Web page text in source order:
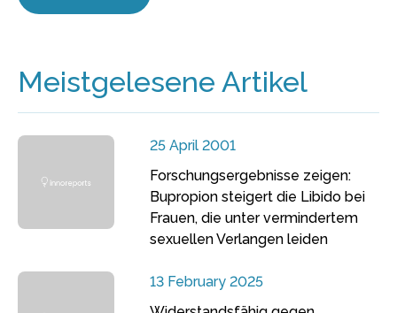
Meistgelesene Artikel
25 April 2001
Forschungsergebnisse zeigen:
Bupropion steigert die Libido bei
Frauen, die unter vermindertem
sexuellen Verlangen leiden
13 February 2025